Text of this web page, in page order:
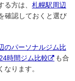
方は、 札幌駅周辺
確認しておくと選び
のパーソナルジム比
時間ジム比較
も合
ります。